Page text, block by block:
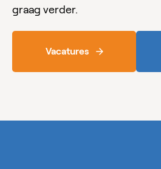
graag verder.
Vacatures